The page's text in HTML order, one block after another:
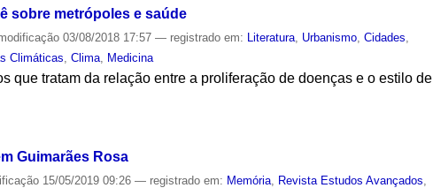
sobre metrópoles e saúde
03/08/2018 17:57— registrado em: Literatura Urbanismo ,Cidades
Climáticas ,Clima Medicina
que tratam da relação entre a proliferação de doenças e o estilo de
Guimarães Rosa
15/05/2019 09:26— registrado em: Memória Revista Estudos Avançados